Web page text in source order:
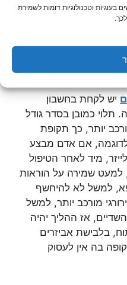
וטכנולוגיות דומות לשמירת
כירורגי – זיהום,
ועוד.
יש לקחת בחשבון
כמובן בסדר גודל
יותר, כך תקופת
אם אדם מבצע
מיד לאחר הטיפול
למעט שמירה על הוראות
למשל לא להיחשף
מורכב יותר, למשל
אז ההליך יהיה
בלבישת אביזרים
בה אין לעסוק